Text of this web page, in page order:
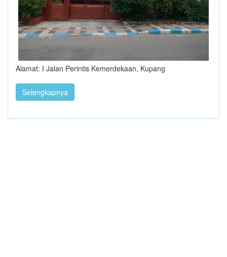
Alamat: I Jalan Perintis Kemerdekaan, Kupang
Selengkapnya